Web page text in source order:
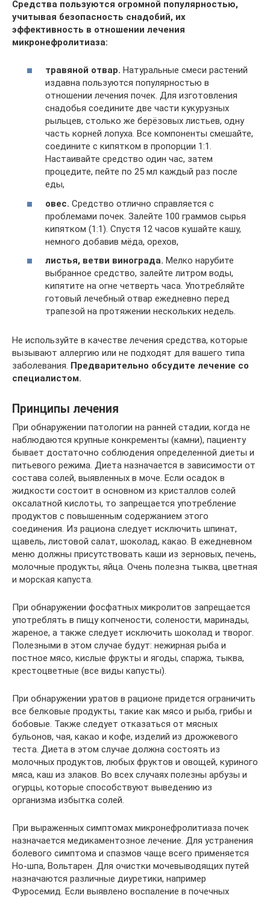
Средства пользуются огромной популярностью,
учитывая безопасность снадобий, их
эффективность в отношении лечения
микронефролитиаза:
травяной отвар. Натуральные смеси растений
издавна пользуются популярностью в
отношении лечения почек. Для изготовления
снадобья соедините две части кукурузных
рыльцев, столько же берёзовых листьев, одну
часть корней лопуха. Все компоненты смешайте,
соедините с кипятком в пропорции 1:1.
Настаивайте средство один час, затем
процедите, пейте по 25 мл каждый раз после
еды,
овес. Средство отлично справляется с
проблемами почек. Залейте 100 граммов сырья
кипятком (1:1). Спустя 12 часов кушайте кашу,
немного добавив мёда, орехов,
листья, ветви винограда. Мелко нарубите
выбранное средство, залейте литром воды,
кипятите на огне четверть часа. Употребляйте
готовый лечебный отвар ежедневно перед
трапезой на протяжении нескольких недель.
Не используйте в качестве лечения средства, которые
вызывают аллергию или не подходят для вашего типа
заболевания. Предварительно обсудите лечение со
специалистом.
Принципы лечения
При обнаружении патологии на ранней стадии, когда не
наблюдаются крупные конкременты (камни), пациенту
бывает достаточно соблюдения определенной диеты и
питьевого режима. Диета назначается в зависимости от
состава солей, выявленных в моче. Если осадок в
жидкости состоит в основном из кристаллов солей
оксалатной кислоты, то запрещается употребление
продуктов с повышенным содержанием этого
соединения. Из рациона следует исключить шпинат,
щавель, листовой салат, шоколад, какао. В ежедневном
меню должны присутствовать каши из зерновых, печень,
молочные продукты, яйца. Очень полезна тыква, цветная
и морская капуста.
При обнаружении фосфатных микролитов запрещается
употреблять в пищу копчености, солености, маринады,
жареное, а также следует исключить шоколад и творог.
Полезными в этом случае будут: нежирная рыба и
постное мясо, кислые фрукты и ягоды, спаржа, тыква,
крестоцветные (все виды капусты).
При обнаружении уратов в рационе придется ограничить
все белковые продукты, такие как мясо и рыба, грибы и
бобовые. Также следует отказаться от мясных
бульонов, чая, какао и кофе, изделий из дрожжевого
теста. Диета в этом случае должна состоять из
молочных продуктов, любых фруктов и овощей, куриного
мяса, каш из злаков. Во всех случаях полезны арбузы и
огурцы, которые способствуют выведению из
организма избытка солей.
При выраженных симптомах микронефролитиаза почек
назначается медикаментозное лечение. Для устранения
болевого симптома и спазмов чаще всего применяется
Но-шпа, Вольтарен. Для очистки мочевыводящих путей
назначаются различные диуретики, например
Фуросемид. Если выявлено воспаление в почечных